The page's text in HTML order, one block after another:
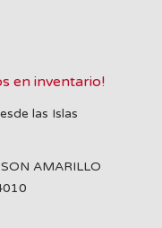
en inventario!
las Islas
AMARILLO